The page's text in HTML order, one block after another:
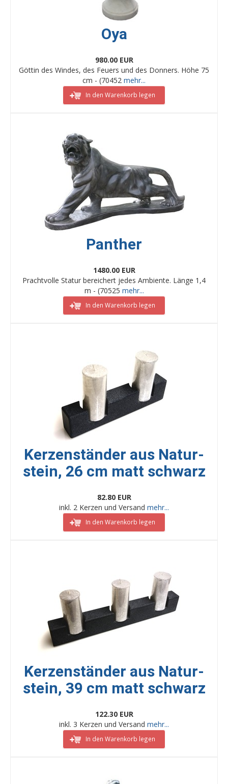
Oya
980.00 EUR
Göttin des Windes, des Feuers und des Donners. Höhe 75
cm - (70452 mehr...
In den Warenkorb legen
Panther
1480.00 EUR
Prachtvolle Statur bereichert jedes Ambiente. Länge 1,4
m - (70525 mehr...
In den Warenkorb legen
Kerzenständer aus Natur-
stein, 26 cm matt schwarz
82.80 EUR
inkl. 2 Kerzen und Versand mehr...
In den Warenkorb legen
Kerzenständer aus Natur-
stein, 39 cm matt schwarz
122.30 EUR
inkl. 3 Kerzen und Versand mehr...
In den Warenkorb legen